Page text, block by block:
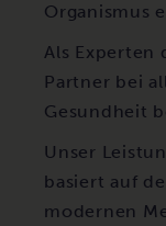
Organismus
Als Experten
Partner bei
Gesundheit
Unser
basiert auf
modernen